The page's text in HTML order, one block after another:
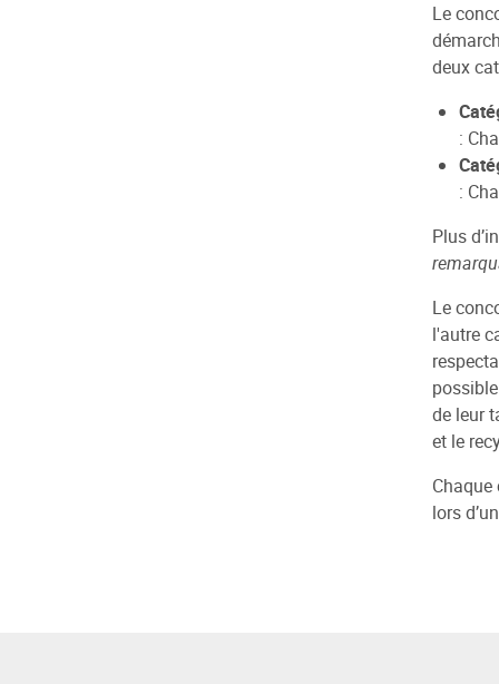
Le
deux
:
:
Plus
Le
l'autre
de leur
et le
lors